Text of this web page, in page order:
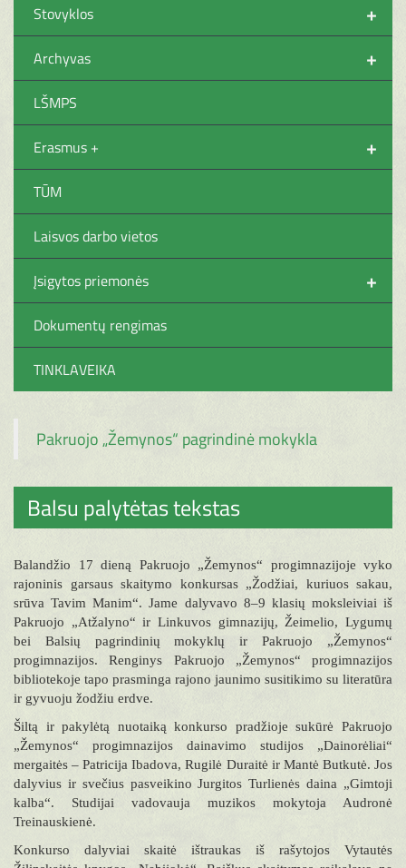
+
Stovyklos
+
Archyvas
LŠMPS
+
Erasmus +
TŪM
Laisvos darbo vietos
+
Įsigytos priemonės
Dokumentų rengimas
TINKLAVEIKA
Pakruojo „Žemynos“ pagrindinė mokykla
Balsu palytėtas tekstas
Balandžio 17 dieną Pakruojo „Žemynos“ progimnazijoje vyko
rajoninis garsaus skaitymo konkursas „Žodžiai, kuriuos sakau,
srūva Tavim Manim“. Jame dalyvavo 8–9 klasių moksleiviai iš
Pakruojo „Atžalyno“ ir Linkuvos gimnazijų, Žeimelio, Lygumų
bei Balsių pagrindinių mokyklų ir Pakruojo „Žemynos“
progimnazijos. Renginys Pakruojo „Žemynos“ progimnazijos
bibliotekoje tapo prasminga rajono jaunimo susitikimo su literatūra
ir gyvuoju žodžiu erdve.
Šiltą ir pakylėtą nuotaiką konkurso pradžioje sukūrė Pakruojo
„Žemynos“ progimnazijos dainavimo studijos „Dainorėliai“
mergaitės – Patricija Ibadova, Rugilė Duraitė ir Mantė Butkutė. Jos
dalyvius ir svečius pasveikino Jurgitos Turlienės daina „Gimtoji
kalba“. Studijai vadovauja muzikos mokytoja Audronė
Treinauskienė.
Konkurso dalyviai skaitė ištraukas iš rašytojos Vytautės